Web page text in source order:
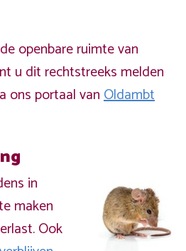
openbare ruimte van
u dit rechtstreeks melden
ons portaal vanOldambt
in
maken
Ook